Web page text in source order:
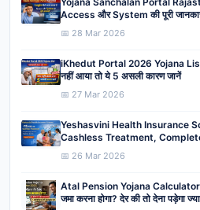
Access और System की पूरी
📅 28 Mar 2026
iKhedut Portal 2026 Yojana
नहीं आया तो ये 5 असली कारण जानें
📅 27 Mar 2026
Yeshasvini Health Insurance
Cashless Treatment,
📅 26 Mar 2026
Atal Pension Yojana
जमा करना होगा? देर की तो देना पड़ेगा